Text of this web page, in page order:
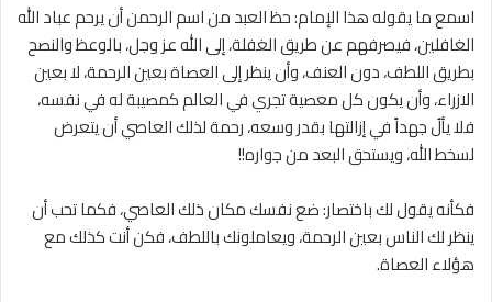
اسمع ما يقوله هذا الإمام: حظ العبد من اسم الرحمن أن يرحم عباد الله
الغافلين، فيصرفهم عن طريق الغفلة، إلى الله عز وجل، بالوعظ والنصح
بطريق اللطف، دون العنف، وأن ينظر إلى العصاة بعين الرحمة، لا بعين
الازراء، وأن يكون كل معصية تجري في العالم كمصيبة له في نفسه،
فلا يألُ جهداً في إزالتها بقدر وسعه، رحمة لذلك العاصي أن يتعرض
لسخط الله، ويستحق البعد من جواره!!
فكأنه يقول لك باختصار: ضع نفسك مكان ذلك العاصي، فكما تحب أن
ينظر لك الناس بعين الرحمة، ويعاملونك باللطف، فكن أنت كذلك مع
هؤلاء العصاة.